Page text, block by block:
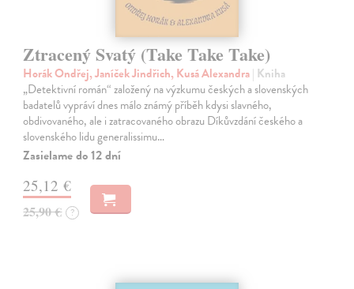
Ztracený Svatý (Take Take Take)
Horák Ondřej, Janíček Jindřich, Kusá Alexandra| Kniha
„Detektivní román“ založený na výzkumu českých a slovenských
badatelů vypráví dnes málo známý příběh kdysi slavného,
obdivovaného, ale i zatracovaného obrazu Díkůvzdání českého a
slovenského lidu generalissimu…
Zasielame do 12 dní
25,12 €
25,90 € ?